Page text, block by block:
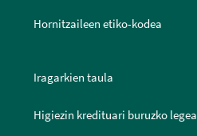
Hornitzaileen etiko-kodea
Iragarkien taula
Higiezin kredituari buruzko legea